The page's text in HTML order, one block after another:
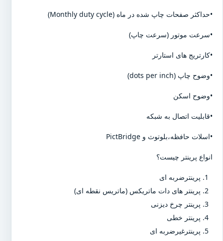
•حداکثر صفحات چاپ شده در ماه (Monthly duty cycle)
•سرعت موتور (سرعت چاپ)
•کارتریج های استارتر
•وضوح چاپ (dots per inch)
•وضوح اسکن
•قابلیت اتصال به شبکه
•اسلات حافظه،بلوتوث و PictBridge
انواع پرینتر چیست؟
پرینترضربه ای
پرینتر های دات ماتریکس (ماتریس نقطه ای)
پرینتر چرخ دیزنی
پرینتر خطی
پرینترغیرضربه ای